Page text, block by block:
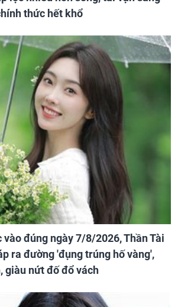
thức hết khổ
vào đúng ngày 7/8/2026, Thần Tài
ra đường 'đụng trúng hố vàng',
giàu nứt đố đổ vách